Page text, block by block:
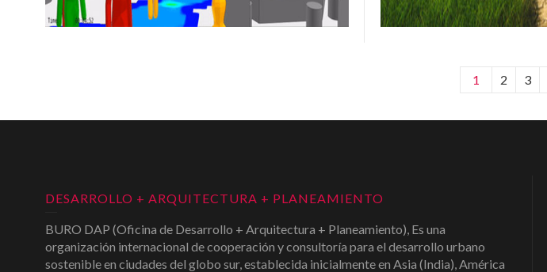
1 2 3
DESARROLLO + ARQUITECTURA + PLANEAMIENTO
BURO DAP (Oficina de Desarrollo + Arquitectura + Planeamiento), Es una
organización internacional de cooperación y consultoría para el desarrollo urbano
sostenible en ciudades del globo sur, establecida inicialmente en Asia (India), América